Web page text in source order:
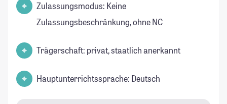
Zulassungsmodus: Keine
Zulassungsbeschränkung, ohne NC
Trägerschaft: privat, staatlich anerkannt
Hauptunterrichtssprache: Deutsch